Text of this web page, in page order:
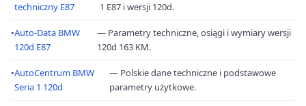
techniczny E87
1 E87 i wersji 120d.
•Auto-Data BMW
120d E87
— Parametry techniczne, osiągi i wymiary wersji
120d 163 KM.
•AutoCentrum BMW
Seria 1 120d
— Polskie dane techniczne i podstawowe
parametry użytkowe.